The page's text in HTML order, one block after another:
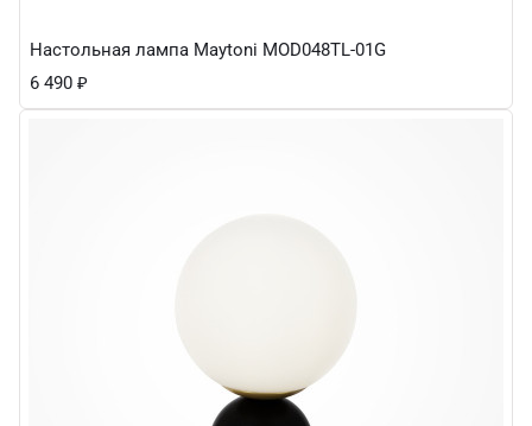
Настольная лампа Maytoni MOD048TL-01G
6 490 ₽